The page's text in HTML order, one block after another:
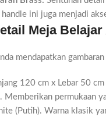
ini juga menjadi
Meja Belajar
mendapatkan
120 cm x Lebar 50
Memberikan permukaan
(Putih). Warna klasik